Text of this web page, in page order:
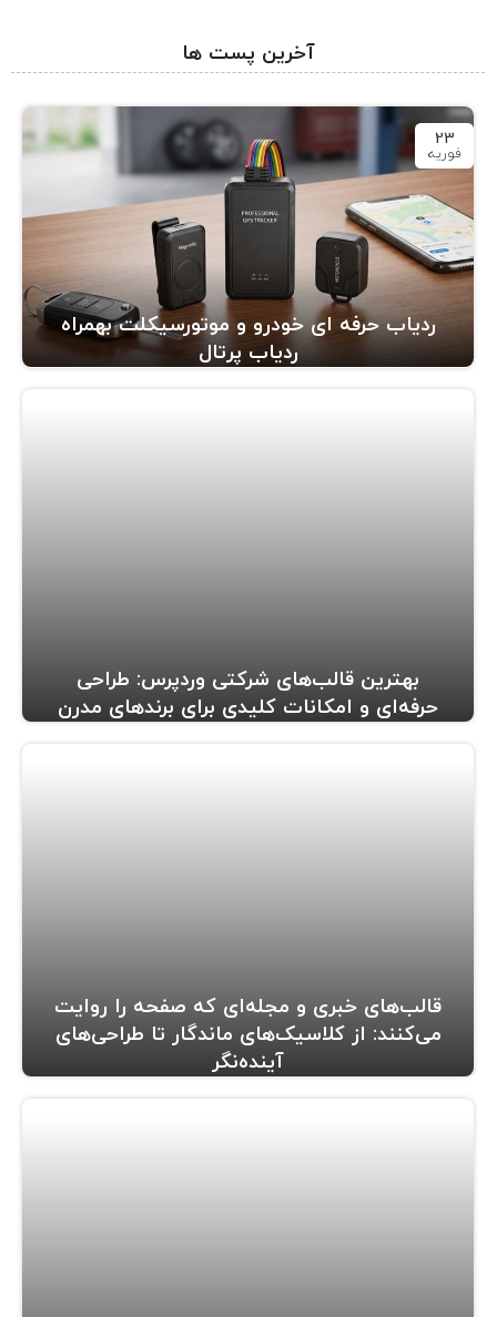
آخرین پست ها
23
فوریه
ردیاب حرفه ای خودرو و موتورسیکلت بهمراه
ردیاب پرتال
بهترین قالب‌های شرکتی وردپرس: طراحی
حرفه‌ای و امکانات کلیدی برای برندهای مدرن
قالب‌های خبری و مجله‌ای که صفحه را روایت
می‌کنند: از کلاسیک‌های ماندگار تا طراحی‌های
آینده‌نگر